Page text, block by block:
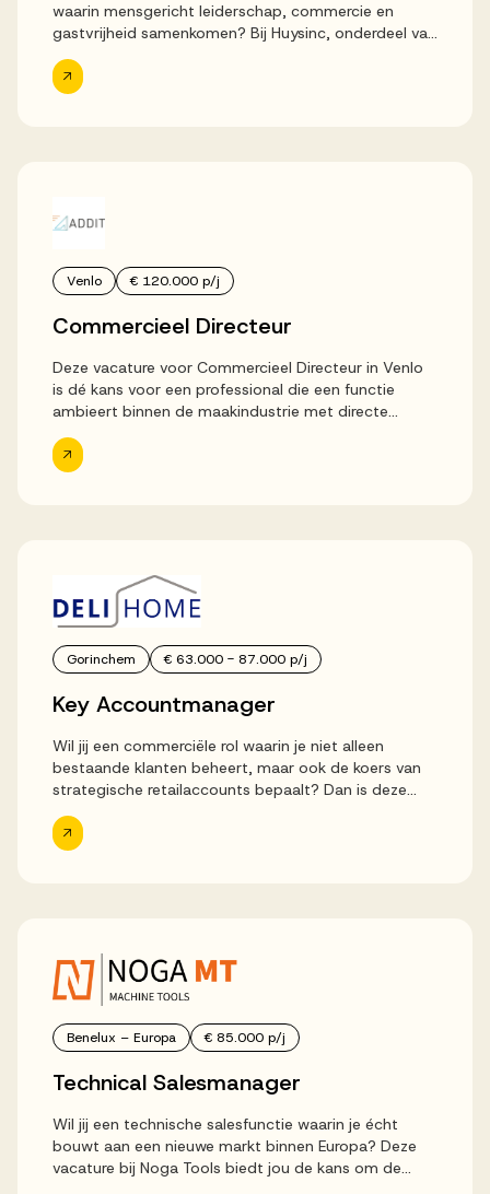
waarin mensgericht leiderschap, commercie en
gastvrijheid samenkomen? Bij Huysinc, onderdeel van
DHOMUS, krijg jij de kans om dagelijks het verschil te
maken voor natuurlijk de...
Venlo € 120.000 p/j
Commercieel Directeur
Deze vacature voor Commercieel Directeur in Venlo
is dé kans voor een professional die een functie
ambieert binnen de maakindustrie met directe
impact bij een internationaal opererende werkgever.
In deze ondernemende rol bouw je aan...
Gorinchem € 63.000 - 87.000 p/j
Key Accountmanager
Wil jij een commerciële rol waarin je niet alleen
bestaande klanten beheert, maar ook de koers van
strategische retailaccounts bepaalt? Dan is deze
baan als Key Accountmanager in Gorinchem een
unieke kans. Bij Deli Home...
Benelux – Europa € 85.000 p/j
Technical Salesmanager
Wil jij een technische salesfunctie waarin je écht
bouwt aan een nieuwe markt binnen Europa? Deze
vacature bij Noga Tools biedt jou de kans om de